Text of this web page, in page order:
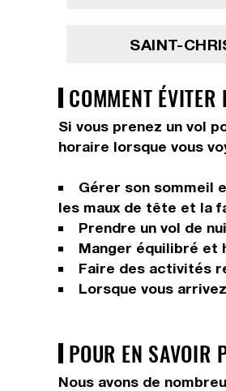
SAINT-
COMMENT
Si vous prenez un vol
horaire lorsque vous
Gérer son sommeil
les maux de tête et la
Prendre un vol de
Manger équilibré et
Faire des activités
Lorsque vous
POUR EN SAVOIR
Nous avons de